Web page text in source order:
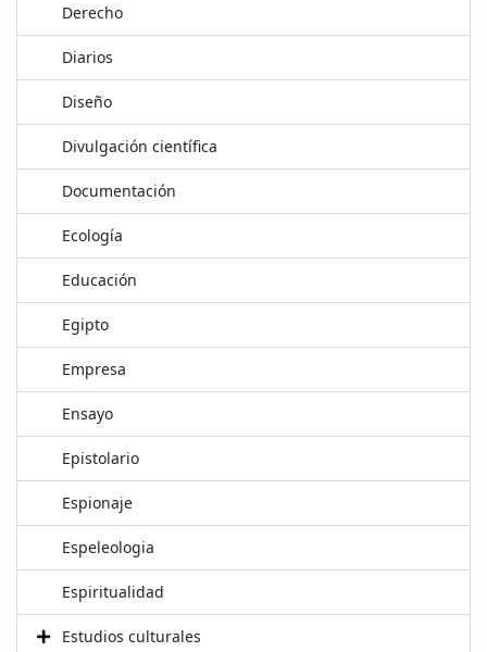
Derecho
Diarios
Diseño
Divulgación científica
Documentación
Ecología
Educación
Egipto
Empresa
Ensayo
Epistolario
Espionaje
Espeleologia
Espiritualidad
Estudios culturales